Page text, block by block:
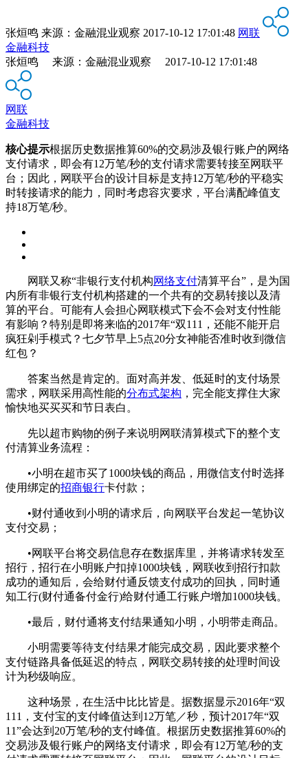
张烜鸣 来源： 金融混业观察 2017-10-12 17:01:48 网联
金融科技
张烜鸣 来源：金融混业观察 2017-10-12 17:01:48
网联
金融科技
核心提示根据历史数据推算60%的交易涉及银行账户的网络
支付请求，即会有12万笔/秒的支付请求需要转接至网联平
台；因此，网联平台的设计目标是支持12万笔/秒的平稳实
时转接请求的能力，同时考虑容灾要求，平台满配峰值支
持18万笔/秒。
网联又称“非银行支付机构网络支付清算平台”，是为国
内所有非银行支付机构搭建的一个共有的交易转接以及清
算的平台。可能有人会担心网联模式下会不会对支付性能
有影响？特别是即将来临的2017年“双111，还能不能开启
疯狂剁手模式？七夕节早上5点20分女神能否准时收到微信
红包？
答案当然是肯定的。面对高并发、低延时的支付场景
需求，网联采用高性能的分布式架构 ，完全能支撑住大家
愉快地买买买和节日表白。
先以超市购物的例子来说明网联清算模式下的整个支
付清算业务流程：
•小明在超市买了1000块钱的商品，用微信支付时选择
使用绑定的招商银行卡付款；
•财付通收到小明的请求后，向网联平台发起一笔协议
支付交易；
•网联平台将交易信息存在数据库里，并将请求转发至
招行，招行在小明账户扣掉1000块钱，网联收到招行扣款
成功的通知后，会给财付通反馈支付成功的回执，同时通
知工行(财付通备付金行)给财付通工行账户增加1000块钱。
•最后，财付通将支付结果通知小明，小明带走商品。
小明需要等待支付结果才能完成交易，因此要求整个
支付链路具备低延迟的特点，网联交易转接的处理时间设
计为秒级响应。
这种场景，在生活中比比皆是。据数据显示2016年“双
111，支付宝的支付峰值达到12万笔／秒，预计2017年“双
11”会达到20万笔/秒的支付峰值。根据历史数据推算60%的
交易涉及银行账户的网络支付请求，即会有12万笔/秒的支